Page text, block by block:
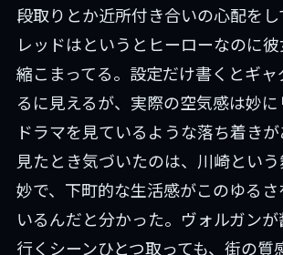
段取りとか近所付き合いの心配を
レッドはというとヒーローなのに
縮こまってる。設定だけ書くとギ
るに見えるが、実際の空気感は妙
ドラマを見ているような落ち着き
見たとき気づいたのは、川崎とい
妙で、下町的な生活感がこのゆる
いるんだと分かった。ヴォルガン
行くシーンひとつ取っても、街の質